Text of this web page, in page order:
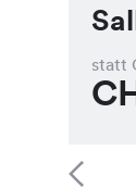
statt